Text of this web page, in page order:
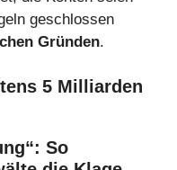
geschlossen
Gründen.
5 Milliarden
So